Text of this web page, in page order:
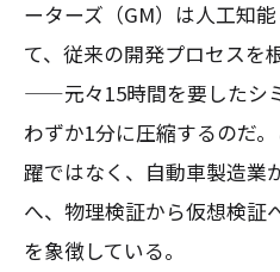
ーターズ（GM）は人工知
て、従来の開発プロセスを
——元々15時間を要したシ
わずか1分に圧縮するのだ
躍ではなく、自動車製造業
へ、物理検証から仮想検証
を象徴している。